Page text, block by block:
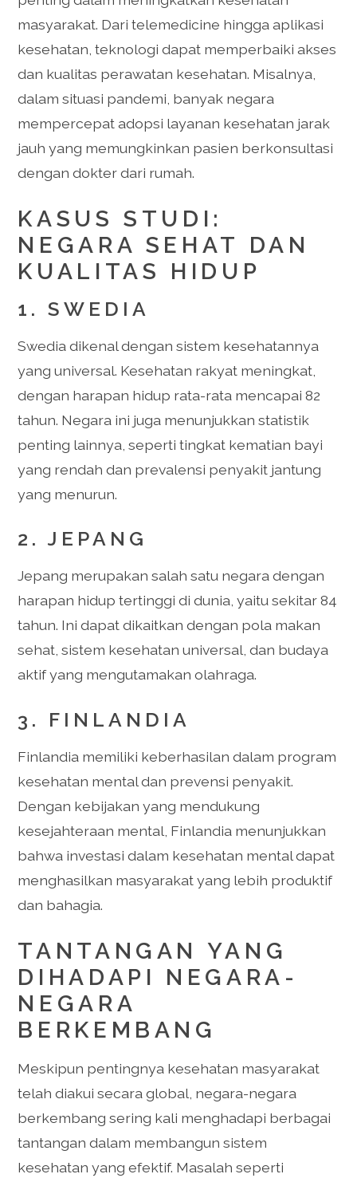
masyarakat. Dari telemedicine hingga aplikasi
kesehatan, teknologi dapat memperbaiki akses
dan kualitas perawatan kesehatan. Misalnya,
dalam situasi pandemi, banyak negara
mempercepat adopsi layanan kesehatan jarak
jauh yang memungkinkan pasien berkonsultasi
dengan dokter dari rumah.
KASUS STUDI:
NEGARA SEHAT DAN
KUALITAS HIDUP
1. SWEDIA
Swedia dikenal dengan sistem kesehatannya
yang universal. Kesehatan rakyat meningkat,
dengan harapan hidup rata-rata mencapai 82
tahun. Negara ini juga menunjukkan statistik
penting lainnya, seperti tingkat kematian bayi
yang rendah dan prevalensi penyakit jantung
yang menurun.
2. JEPANG
Jepang merupakan salah satu negara dengan
harapan hidup tertinggi di dunia, yaitu sekitar 84
tahun. Ini dapat dikaitkan dengan pola makan
sehat, sistem kesehatan universal, dan budaya
aktif yang mengutamakan olahraga.
3. FINLANDIA
Finlandia memiliki keberhasilan dalam program
kesehatan mental dan prevensi penyakit.
Dengan kebijakan yang mendukung
kesejahteraan mental, Finlandia menunjukkan
bahwa investasi dalam kesehatan mental dapat
menghasilkan masyarakat yang lebih produktif
dan bahagia.
TANTANGAN YANG
DIHADAPI NEGARA-
NEGARA
BERKEMBANG
Meskipun pentingnya kesehatan masyarakat
telah diakui secara global, negara-negara
berkembang sering kali menghadapi berbagai
tantangan dalam membangun sistem
kesehatan yang efektif. Masalah seperti